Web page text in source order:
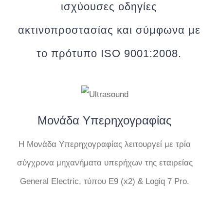
ισχύουσες οδηγίες
ακτινοπροστασίας και σύμφωνα με
το πρότυπο ISO 9001:2008.
Μονάδα Υπερηχογραφίας
Η Μονάδα Υπερηχογραφίας λειτουργεί με τρία
σύγχρονα μηχανήματα υπερήχων της εταιρείας
General Electric, τύπου Ε9 (x2) & Logiq 7 Pro.